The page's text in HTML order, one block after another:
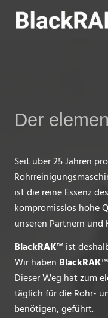
Der
Seit über 25 Jahren
ist die reine Essenz
kompromisslos hohe
unseren Partnern
BlackRAK™ ist
Wir haben BlackRAK
Dieser Weg hat zum
täglich für die Rohr-
benötigen, geführt.